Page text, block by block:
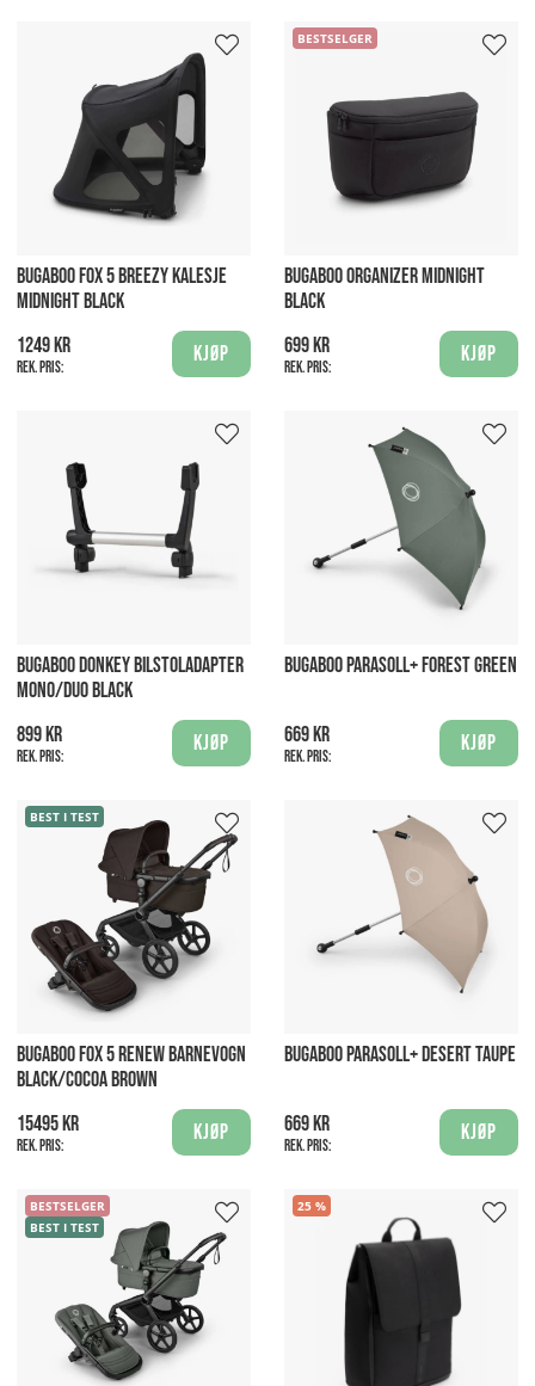
BUGABOO FOX 5 BREEZY KALESJE
MIDNIGHT BLACK
1249 kr
Rek. pris:
Kjøp
BESTSELGER
BUGABOO ORGANIZER MIDNIGHT
BLACK
699 kr
Rek. pris:
Kjøp
BUGABOO DONKEY BILSTOLADAPTER
MONO/DUO BLACK
899 kr
Rek. pris:
Kjøp
BUGABOO PARASOLL+ FOREST GREEN
669 kr
Rek. pris:
Kjøp
BEST I TEST
BUGABOO FOX 5 RENEW BARNEVOGN
BLACK/COCOA BROWN
15495 kr
Rek. pris:
Kjøp
BUGABOO PARASOLL+ DESERT TAUPE
669 kr
Rek. pris:
Kjøp
BESTSELGER
BEST I TEST
25